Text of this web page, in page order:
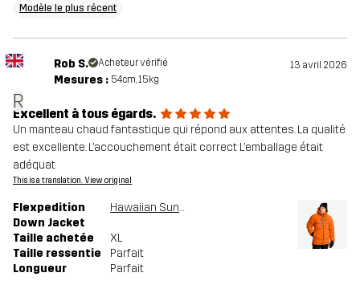
Modèle le plus récent
R
Rob S. Acheteur vérifié 13 avril 2026
Mesures : 54cm, 15kg
Excellent à tous égards.
Un manteau chaud fantastique qui répond aux attentes. La qualité
est excellente. L’accouchement était correct L’emballage était
adéquat
This is a translation. View original
Flexpedition
Down Jacket
Hawaiian Sunset
Taille achetée
XL
Taille ressentie
Parfait
Longueur
Parfait